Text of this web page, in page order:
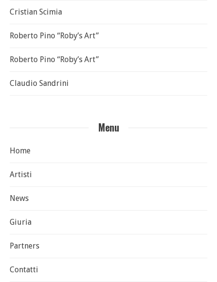
Cristian Scimia
Roberto Pino “Roby’s Art”
Roberto Pino “Roby’s Art”
Claudio Sandrini
Menu
Home
Artisti
News
Giuria
Partners
Contatti